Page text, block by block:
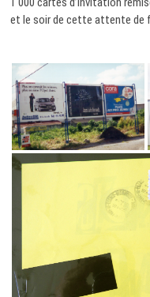
et le soir de cette attente de